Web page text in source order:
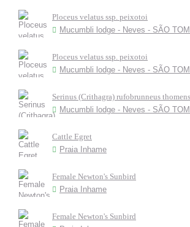
Ploceus velatus ssp. peixotoi
Mucumbli lodge - Neves - SÃO
Ploceus velatus ssp. peixotoi
Mucumbli lodge - Neves - SÃO
Serinus (Crithagra) rufobrunneus
Mucumbli lodge - Neves - SÃO
Cattle Egret
Praia Inhame
Female Newton's Sunbird
Praia Inhame
Female Newton's Sunbird